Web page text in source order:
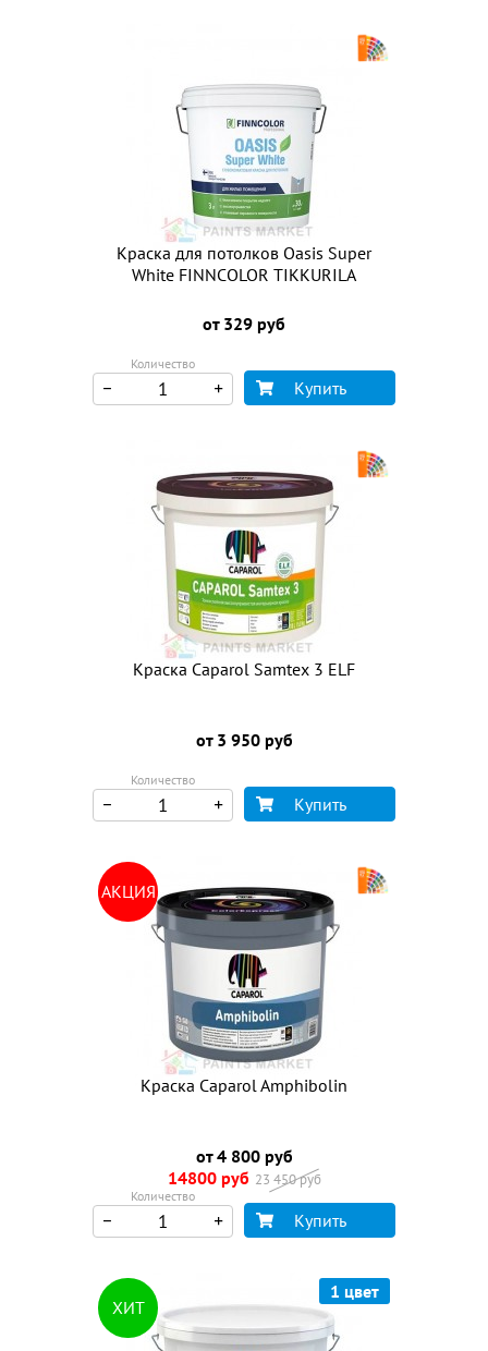
Краска для потолков Oasis Super
White FINNCOLOR TIKKURILA
от 329 руб
Количество
Купить
Краска Caparol Samtex 3 ELF
от 3 950 руб
Количество
Купить
АКЦИЯ
Краска Caparol Amphibolin
от 4 800 руб
14800 руб 23 450 руб
Количество
Купить
1 цвет
ХИТ